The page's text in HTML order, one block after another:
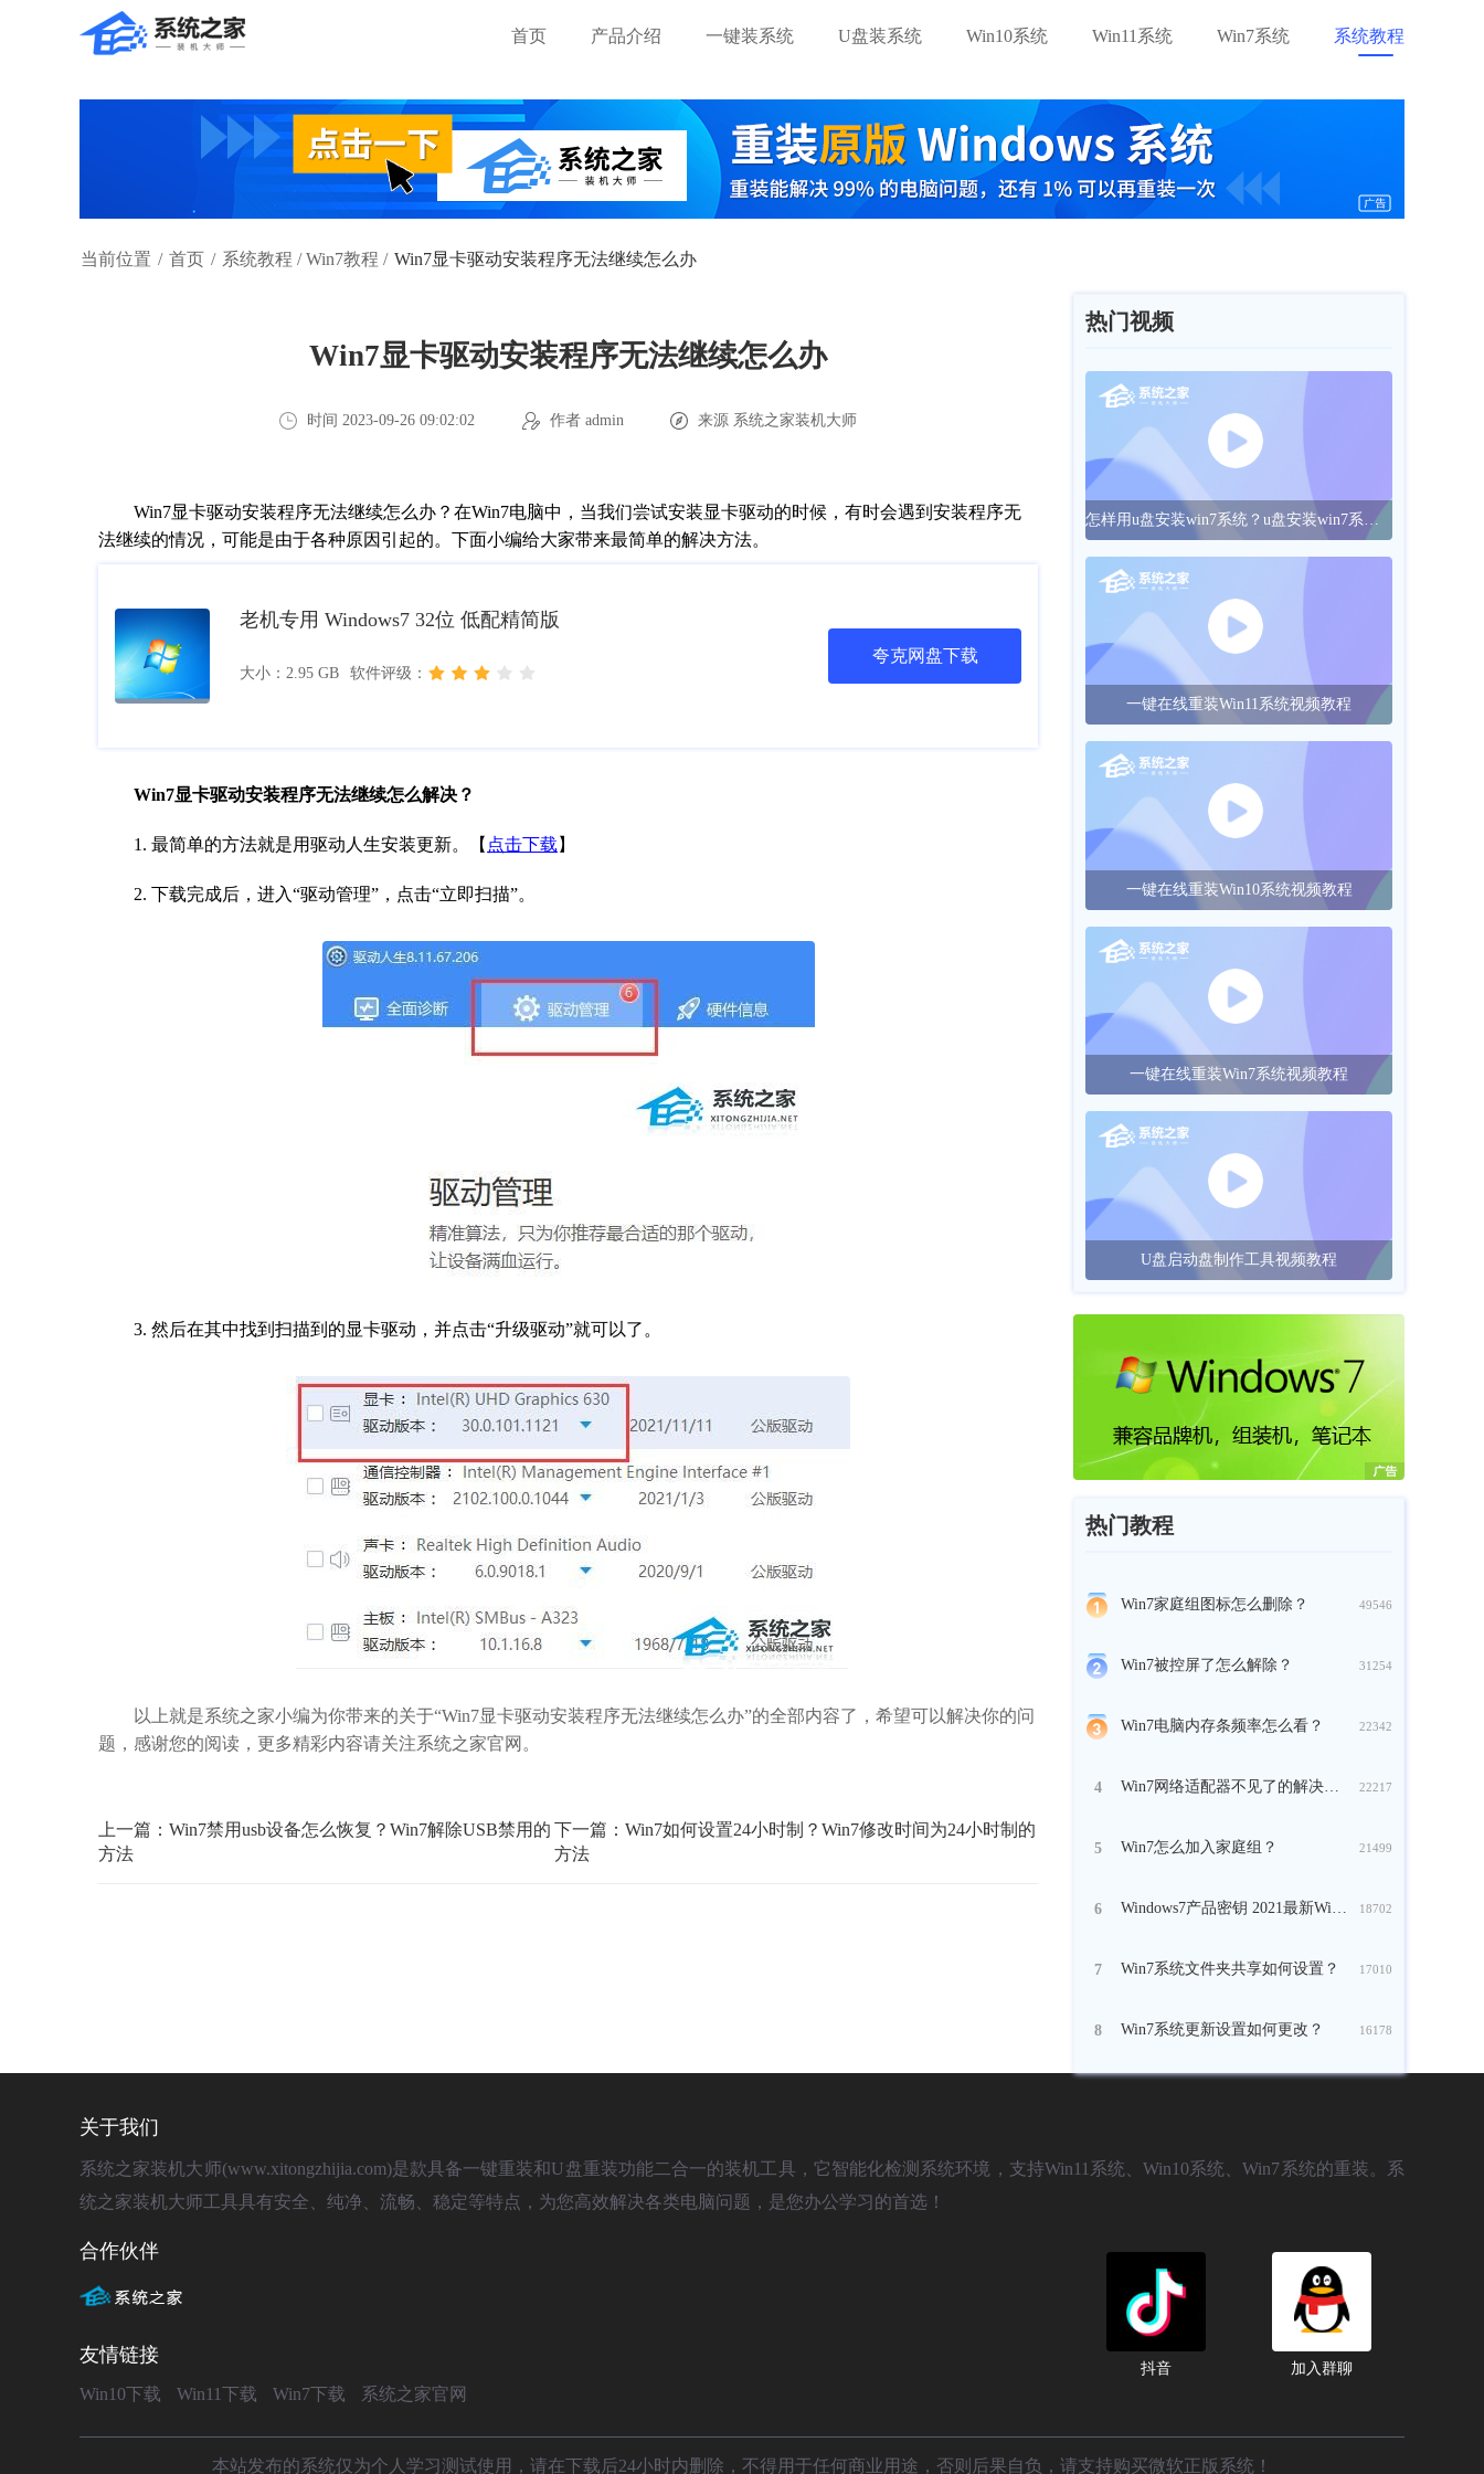
首页 产品介绍 一键装系统 U盘装系统 Win10系统 Win11系统 Win7系统 系统教程
当前位置 / 首页 / 系统教程 /Win7教程 / Win7显卡驱动安装程序无法继续怎么办
Win7显卡驱动安装程序无法继续怎么办
时间 2023-09-26 09:02:02 作者 admin 来源 系统之家装机大师
Win7显卡驱动安装程序无法继续怎么办？在Win7电脑中，当我们尝试安装显卡驱动的时候，有时会遇到安装程序无
法继续的情况，可能是由于各种原因引起的。下面小编给大家带来最简单的解决方法。
老机专用 Windows7 32位 低配精简版
大小：2.95 GB 软件评级：
夸克网盘下载
Win7显卡驱动安装程序无法继续怎么解决？
1. 最简单的方法就是用驱动人生安装更新。【 点击下载 】
2. 下载完成后，进入“驱动管理”，点击“立即扫描”。
3. 然后在其中找到扫描到的显卡驱动，并点击“升级驱动”就可以了。
以上就是系统之家小编为你带来的关于“Win7显卡驱动安装程序无法继续怎么办”的全部内容了，希望可以解决你的问
题，感谢您的阅读，更多精彩内容请关注系统之家官网。
上一篇：Win7禁用usb设备怎么恢复？Win7解除USB禁用的
方法
下一篇：Win7如何设置24小时制？Win7修改时间为24小时制的
方法
热门视频
怎样用u盘安装win7系统？u盘安装win7系统的操作方法
一键在线重装Win11系统视频教程
一键在线重装Win10系统视频教程
一键在线重装Win7系统视频教程
U盘启动盘制作工具视频教程
热门教程
Win7家庭组图标怎么删除？ 49546
Win7被控屏了怎么解除？ 31254
Win7电脑内存条频率怎么看？ 22342
4 Win7网络适配器不见了的解决办法 22217
5 Win7怎么加入家庭组？ 21499
6 Windows7产品密钥 2021最新Win7产品密钥分享 18702
7 Win7系统文件夹共享如何设置？ 17010
8 Win7系统更新设置如何更改？ 16178
关于我们
系统之家装机大师(www.xitongzhijia.com)是款具备一键重装和U盘重装功能二合一的装机工具，它智能化检测系统环境，支持Win11系统、Win10系统、Win7系统的重装。系
统之家装机大师工具具有安全、纯净、流畅、稳定等特点，为您高效解决各类电脑问题，是您办公学习的首选！
合作伙伴
友情链接
Win10下载 Win11下载 Win7下载 系统之家官网
抖音 加入群聊
本站发布的系统仅为个人学习测试使用，请在下载后24小时内删除，不得用于任何商业用途，否则后果自负，请支持购买微软正版系统！